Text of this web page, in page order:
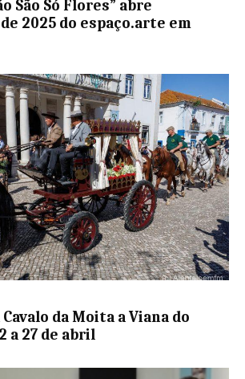
São Só Flores” abre
2025 do espaço.arte em
Cavalo da Moita a Viana do
a 27 de abril